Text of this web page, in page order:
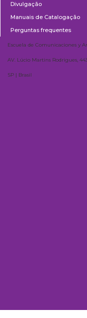
Divulgação
Manuais de Catalogação
Perguntas frequentes
Escuela de Comunicaciones y
AV. Lúcio Martins Rodrigues,
SP | Brasil